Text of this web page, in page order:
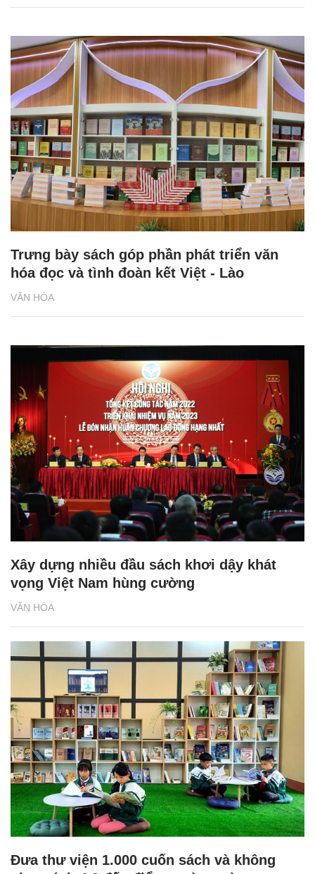
VĂN HÓA
Trưng bày sách góp phần phát triển văn
hóa đọc và tình đoàn kết Việt - Lào
VĂN HÓA
Xây dựng nhiều đầu sách khơi dậy khát
vọng Việt Nam hùng cường
Đưa thư viện 1.000 cuốn sách và không